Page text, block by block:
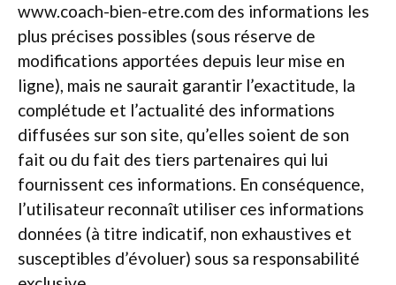
www.coach-bien-etre.com des informations les
plus précises possibles (sous réserve de
modifications apportées depuis leur mise en
ligne), mais ne saurait garantir l’exactitude, la
complétude et l’actualité des informations
diffusées sur son site, qu’elles soient de son
fait ou du fait des tiers partenaires qui lui
fournissent ces informations. En conséquence,
l’utilisateur reconnaît utiliser ces informations
données (à titre indicatif, non exhaustives et
susceptibles d’évoluer) sous sa responsabilité